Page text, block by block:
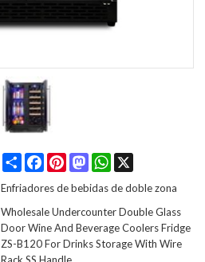
Share FacebookPinterestMastodonWhatsApp
Enfriadores de bebidas de doble zona
Wholesale Undercounter Double Glass
Door Wine And Beverage Coolers Fridge
ZS-B120 For Drinks Storage With Wire